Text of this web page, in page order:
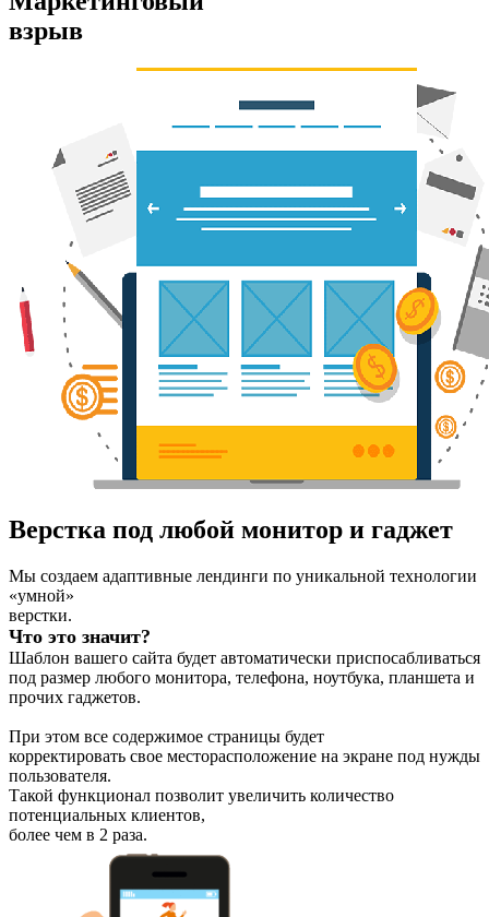
взрыв
Верстка под любой монитор и гаджет
Мы создаем адаптивные лендинги по уникальной технологии
«умной»
верстки.
Что это значит?
Шаблон вашего сайта будет автоматически приспосабливаться
под размер любого монитора, телефона, ноутбука, планшета и
прочих гаджетов.
При этом все содержимое страницы будет
корректировать свое месторасположение на экране под нужды
пользователя.
Такой функционал позволит увеличить количество
потенциальных клиентов,
более чем в 2 раза.